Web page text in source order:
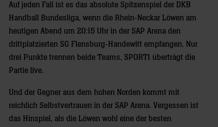
Auf jeden Fall ist es das absolute Spitzenspiel der DKB
Handball Bundesliga, wenn die Rhein-Neckar Löwen am
heutigen Abend um 20:15 Uhr in der SAP Arena den
drittplatzierten SG Flensburg-Handewitt empfangen. Nur
drei Punkte trennen beide Teams, SPORT1 überträgt die
Partie live.
Und der Gegner aus dem hohen Norden kommt mit
reichlich Selbstvertrauen in der SAP Arena. Vergessen ist
das Hinspiel, als die Löwen wohl eine der besten